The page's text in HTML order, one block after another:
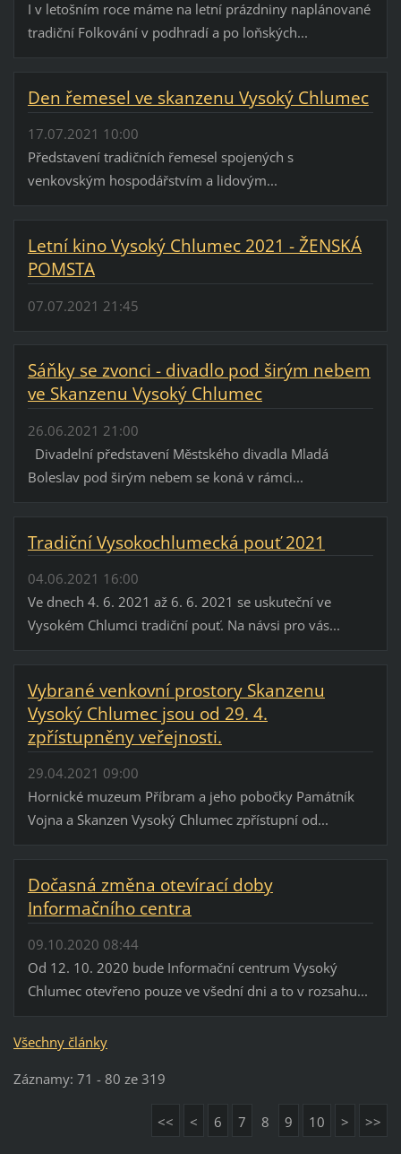
I v letošním roce máme na letní prázdniny naplánované
tradiční Folkování v podhradí a po loňských...
Den řemesel ve skanzenu Vysoký Chlumec
17.07.2021 10:00
Představení tradičních řemesel spojených s
venkovským hospodářstvím a lidovým...
Letní kino Vysoký Chlumec 2021 - ŽENSKÁ
POMSTA
07.07.2021 21:45
Sáňky se zvonci - divadlo pod širým nebem
ve Skanzenu Vysoký Chlumec
26.06.2021 21:00
Divadelní představení Městského divadla Mladá
Boleslav pod širým nebem se koná v rámci...
Tradiční Vysokochlumecká pouť 2021
04.06.2021 16:00
Ve dnech 4. 6. 2021 až 6. 6. 2021 se uskuteční ve
Vysokém Chlumci tradiční pouť. Na návsi pro vás...
Vybrané venkovní prostory Skanzenu
Vysoký Chlumec jsou od 29. 4.
zpřístupněny veřejnosti.
29.04.2021 09:00
Hornické muzeum Příbram a jeho pobočky Památník
Vojna a Skanzen Vysoký Chlumec zpřístupní od...
Dočasná změna otevírací doby
Informačního centra
09.10.2020 08:44
Od 12. 10. 2020 bude Informační centrum Vysoký
Chlumec otevřeno pouze ve všední dni a to v rozsahu...
Všechny články
Záznamy: 71 - 80 ze 319
<< < 6 7 8 9 10 > >>